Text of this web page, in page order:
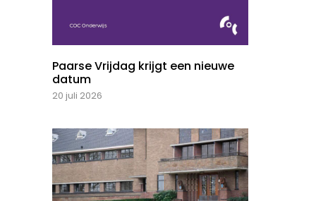
Paarse Vrijdag krijgt een nieuwe
datum
20 juli 2026